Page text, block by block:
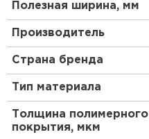
Полезная ширина, мм
Производитель
Страна бренда
Тип материала
Толщина полимерного
покрытия, мкм